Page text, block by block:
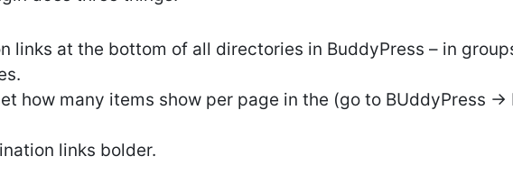
links at the bottom of all directories in BuddyPress – in
how many items show per page in the (go to BUddyPress -
links bolder.